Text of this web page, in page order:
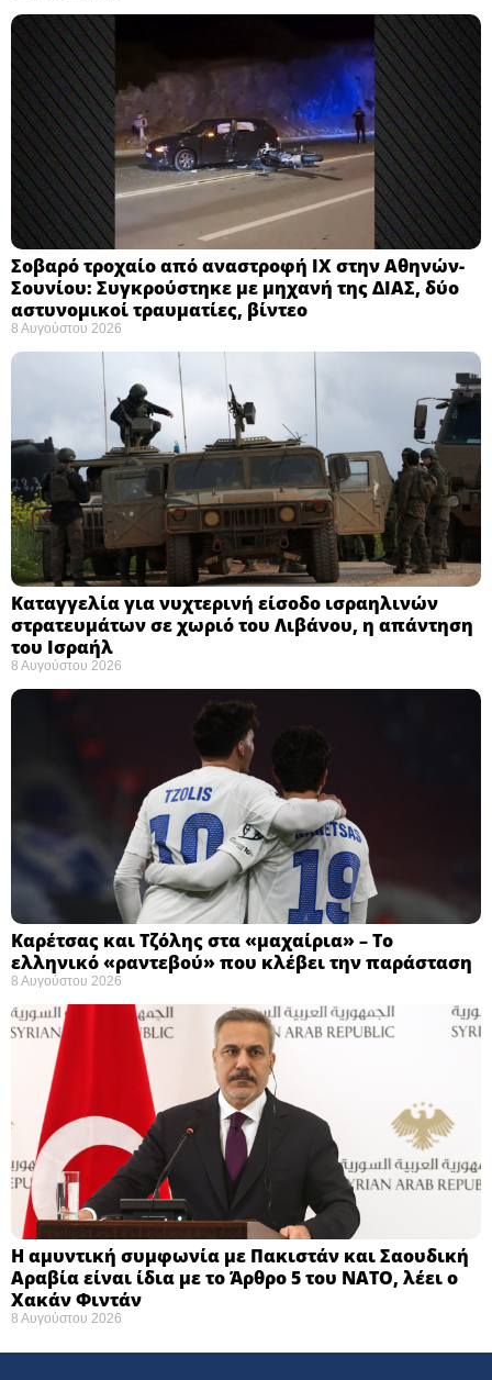
Σοβαρό τροχαίο από αναστροφή ΙΧ στην Αθηνών-
Σουνίου: Συγκρούστηκε με μηχανή της ΔΙΑΣ, δύο
αστυνομικοί τραυματίες, βίντεο
8 Αυγούστου 2026
Καταγγελία για νυχτερινή είσοδο ισραηλινών
στρατευμάτων σε χωριό του Λιβάνου, η απάντηση
του Ισραήλ
8 Αυγούστου 2026
Καρέτσας και Τζόλης στα «μαχαίρια» – Το
ελληνικό «ραντεβού» που κλέβει την παράσταση
8 Αυγούστου 2026
Η αμυντική συμφωνία με Πακιστάν και Σαουδική
Αραβία είναι ίδια με το Άρθρο 5 του ΝΑΤΟ, λέει ο
Χακάν Φιντάν
8 Αυγούστου 2026